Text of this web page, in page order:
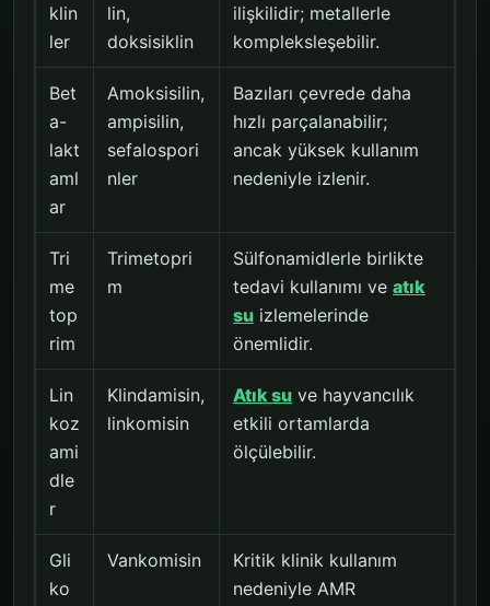
klin
ler
lin,
doksisiklin
ilişkilidir; metallerle
kompleksleşebilir.
Bet
a-
lakt
aml
ar
Amoksisilin,
ampisilin,
sefalospori
nler
Bazıları çevrede daha
hızlı parçalanabilir;
ancak yüksek kullanım
nedeniyle izlenir.
Tri
me
top
rim
Trimetopri
m
Sülfonamidlerle birlikte
tedavi kullanımı ve atık
su izlemelerinde
önemlidir.
Lin
koz
ami
dle
r
Klindamisin,
linkomisin
Atık su ve hayvancılık
etkili ortamlarda
ölçülebilir.
Gli
ko
Vankomisin
Kritik klinik kullanım
nedeniyle AMR